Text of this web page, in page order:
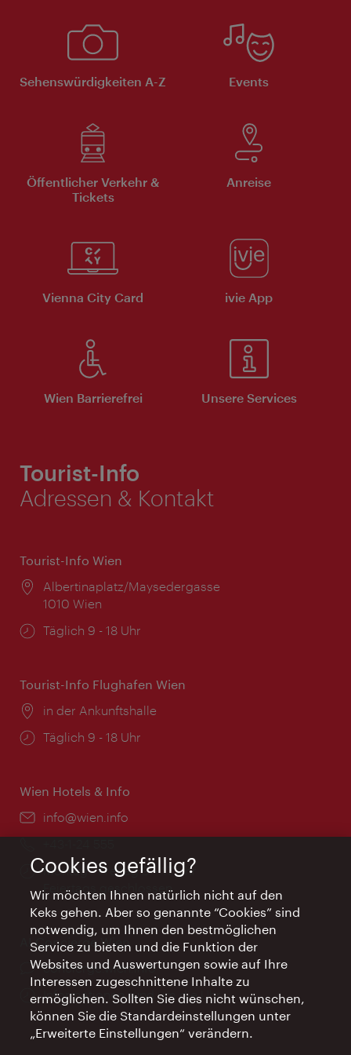
Sehenswürdigkeiten A-Z Events
Öffentlicher Verkehr &
Tickets
Anreise
Vienna City Card ivie App
Wien Barrierefrei Unsere Services
Tourist-Info
Adressen & Kontakt
Tourist-Info Wien
Ort:
Albertinaplatz/Maysedergasse
1010 Wien
Öffnungszeiten:
Täglich 9 - 18 Uhr
Tourist-Info Flughafen Wien
Ort:
in der Ankunftshalle
Öffnungszeiten:
Täglich 9 - 18 Uhr
Wien Hotels & Info
Email:
info@wien.info
Öffnungszeiten:
Montag - Freitag 9 – 17 Uhr
Feiertags geschlossen
AI Concierge Wien
Ort:
concierge.wien.info
Öffnungszeiten:
Informationen rund um die Uhr
Cookies gefällig?
Wir möchten Ihnen natürlich nicht auf den
Keks gehen. Aber so genannte “Cookies” sind
notwendig, um Ihnen den bestmöglichen
Service zu bieten und die Funktion der
Websites und Auswertungen sowie auf Ihre
Interessen zugeschnittene Inhalte zu
ermöglichen. Sollten Sie dies nicht wünschen,
können Sie die Standardeinstellungen unter
„Erweiterte Einstellungen“ verändern.